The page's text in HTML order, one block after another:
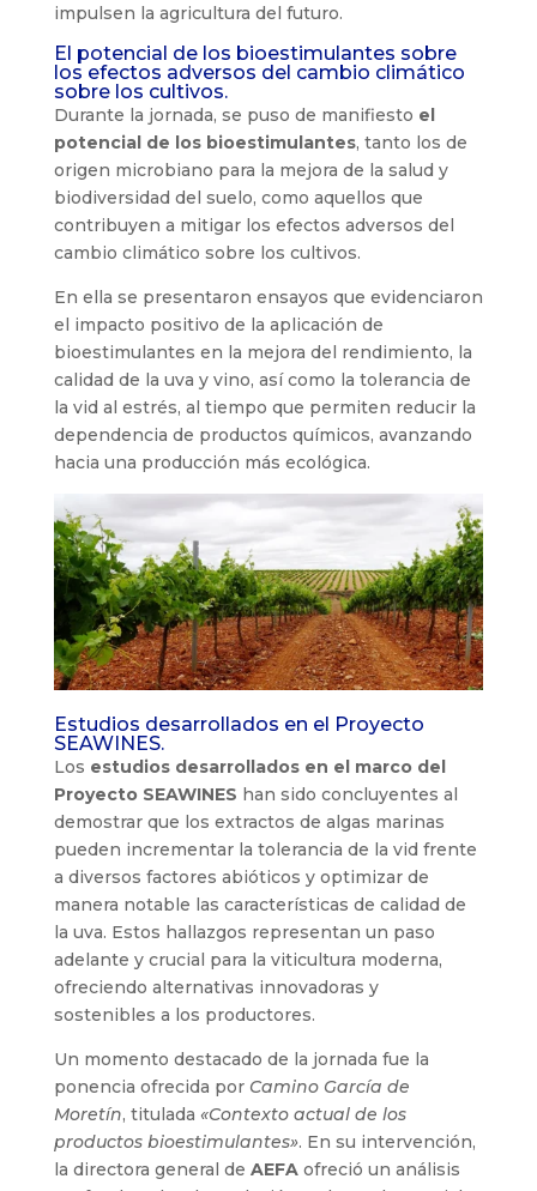
impulsen la agricultura del futuro.
El potencial de los bioestimulantes sobre
los efectos adversos del cambio climático
sobre los cultivos.
Durante la jornada, se puso de manifiesto el
potencial de los bioestimulantes, tanto los de
origen microbiano para la mejora de la salud y
biodiversidad del suelo, como aquellos que
contribuyen a mitigar los efectos adversos del
cambio climático sobre los cultivos.
En ella se presentaron ensayos que evidenciaron
el impacto positivo de la aplicación de
bioestimulantes en la mejora del rendimiento, la
calidad de la uva y vino, así como la tolerancia de
la vid al estrés, al tiempo que permiten reducir la
dependencia de productos químicos, avanzando
hacia una producción más ecológica.
Estudios desarrollados en el Proyecto
SEAWINES.
Los estudios desarrollados en el marco del
Proyecto SEAWINES han sido concluyentes al
demostrar que los extractos de algas marinas
pueden incrementar la tolerancia de la vid frente
a diversos factores abióticos y optimizar de
manera notable las características de calidad de
la uva. Estos hallazgos representan un paso
adelante y crucial para la viticultura moderna,
ofreciendo alternativas innovadoras y
sostenibles a los productores.
Un momento destacado de la jornada fue la
ponencia ofrecida por Camino García de
Moretín, titulada «Contexto actual de los
productos bioestimulantes». En su intervención,
la directora general de AEFAofreció un análisis